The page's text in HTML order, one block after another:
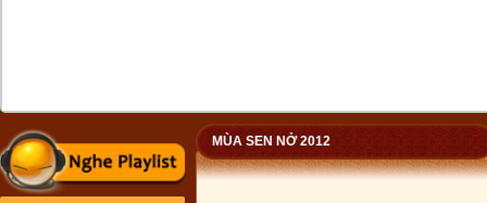
MÙA SEN NỞ 2012